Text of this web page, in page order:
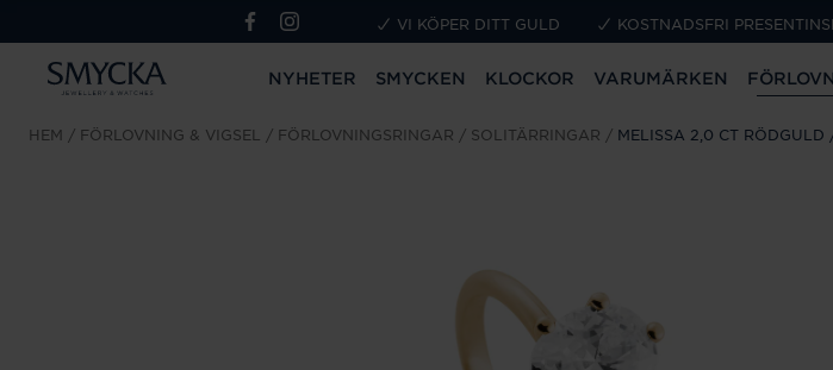
VI KÖPER DITT GULD KOSTNADSFRI
NYHETER SMYCKEN KLOCKOR VARUMÄRKEN
HEM FÖRLOVNING & VIGSEL FÖRLOVNINGSRINGAR SOLITÄRRINGAR MELISSA 2,0 CT RÖDGULD